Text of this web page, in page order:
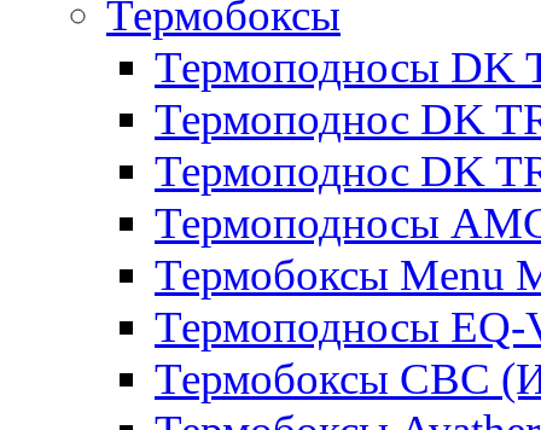
Термобоксы
Термоподносы DK
Термоподнос DK
Термоподнос DK
Термоподносы
Термобоксы Menu
Термоподносы EQ-
Термобоксы CBC